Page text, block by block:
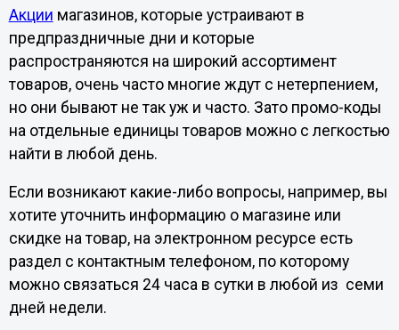
Акции магазинов, которые устраивают в
предпраздничные дни и которые
распространяются на широкий ассортимент
товаров, очень часто многие ждут с нетерпением,
но они бывают не так уж и часто. Зато промо-коды
на отдельные единицы товаров можно с легкостью
найти в любой день.
Если возникают какие-либо вопросы, например, вы
хотите уточнить информацию о магазине или
скидке на товар, на электронном ресурсе есть
раздел с контактным телефоном, по которому
можно связаться 24 часа в сутки в любой из семи
дней недели.